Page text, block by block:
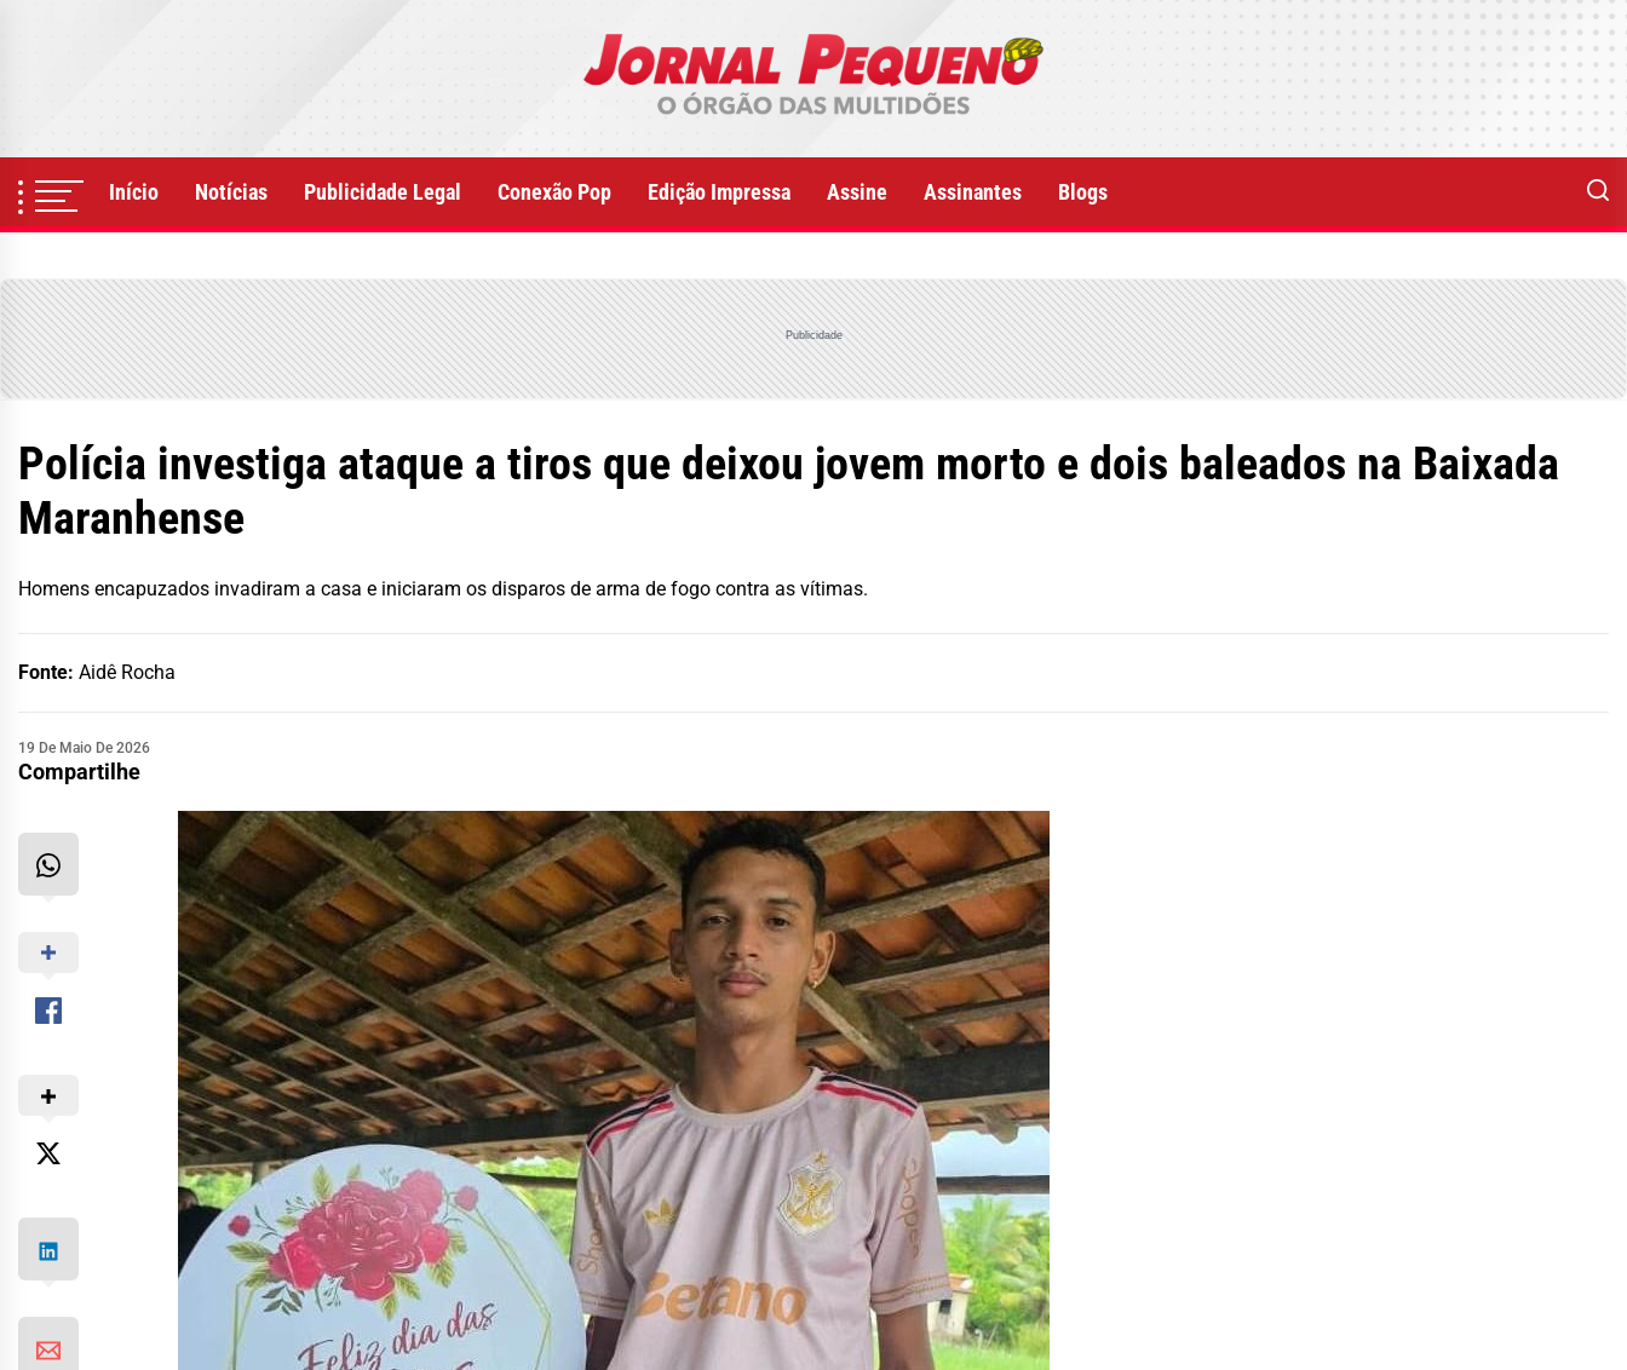
Início Notícias Publicidade Legal Conexão Pop Edição Impressa Assine Assinantes Blogs
Publicidade
Polícia investiga ataque a tiros que deixou jovem morto e dois baleados na Baixada
Maranhense
Homens encapuzados invadiram a casa e iniciaram os disparos de arma de fogo contra as vítimas.
Fonte: Aidê Rocha
19 De Maio De 2026
Compartilhe